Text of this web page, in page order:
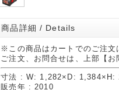
商品詳細 / Details
※この商品はカートでのご注文
ご注文、お問合せは、上部【
寸法 : W: 1,282×D: 1,384×H:
販売年 : 2010